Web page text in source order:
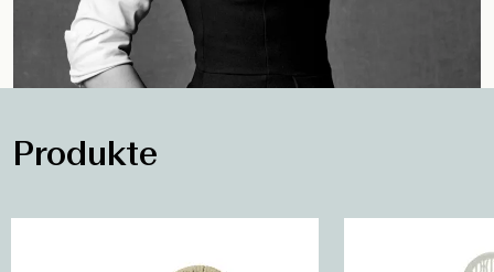
Produkte